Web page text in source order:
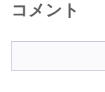
コメント